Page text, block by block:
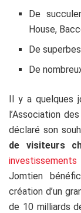
De
House,
De
De
Il y a quelques
l’Association
déclaré son
de visiteurs
investissements
Jomtien
création d’un
de 10 milliards